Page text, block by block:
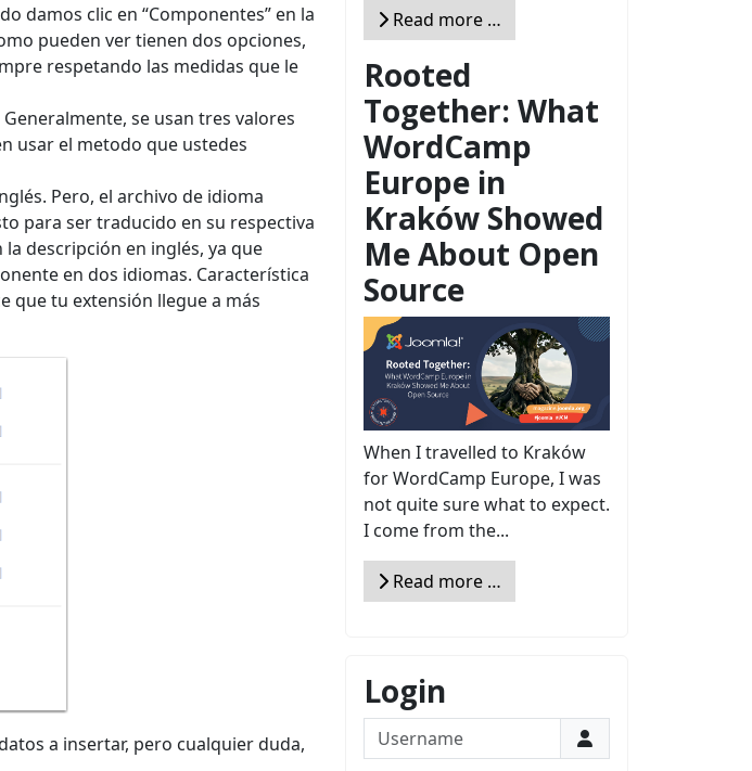
damos clic en “Componentes” en la
pueden ver tienen dos opciones,
respetando las medidas que le
se usan tres valores
usar el metodo que ustedes
Pero, el archivo de idioma
para ser traducido en su respectiva
descripción en inglés, ya que
en dos idiomas. Característica
que tu extensión llegue a más
a insertar, pero cualquier duda,
Read more …
Rooted
Together: What
WordCamp
Europe in
Kraków Showed
Me About Open
Source
When I travelled to Kraków
for WordCamp Europe, I was
not quite sure what to expect.
I come from the...
Read more …
Login
Username